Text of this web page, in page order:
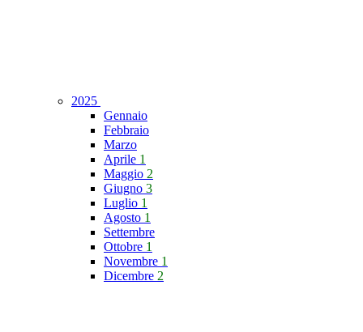
2025
Gennaio
Febbraio
Marzo
Aprile 1
Maggio 2
Giugno 3
Luglio 1
Agosto 1
Settembre
Ottobre 1
Novembre 1
Dicembre 2